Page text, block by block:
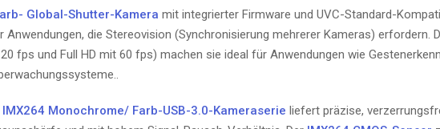
Global-Shutter-Kamera mit integrierter Firmware und UVC-Standard-
die Stereovision (Synchronisierung mehrerer Kameras) erfordern.
fps und Full HD mit 60 fps) machen sie ideal für Anwendungen wie
Monochrome/ Farb-USB-3.0-Kameraserie liefert präzise,